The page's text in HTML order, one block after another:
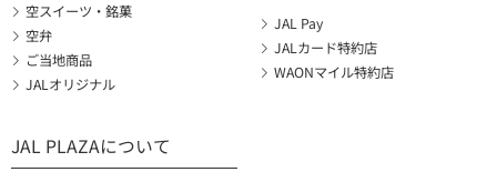
空スイーツ・銘菓
空弁
ご当地商品
JALオリジナル
JAL Pay
JALカード特約店
WAONマイル特約店
JAL PLAZAについて